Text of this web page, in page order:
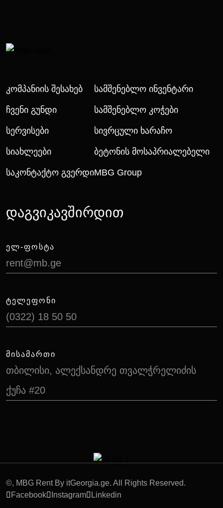
Კომპანიის Შესახებ
Ჩვენი Გუნდი
Სერვისები
Სიახლეები
Საკონტაქტო Გვერდი
Სამშენებლო Ინვენტარი
Სამშენებლო Კოჭები
Სივრცული Ხარაჩო
Ბეტონის Მოსაპრიალებელი
MBG Group
დაგვიკავშირდით
ᲔᲚ-ᲤᲝᲡᲢᲐ
rent@mb.ge
ᲢᲔᲚᲔᲤᲝᲜᲘ
(0322) 18 50 50
ᲛᲘᲡᲐᲛᲐᲠᲗᲘ
თბილისი, ალექსანდრე თვალჭრელიძის
ქუჩა #20
©, MBG Rent By itGeorgia.ge. All Rights Reserved.
Facebook
Instagram Linkedin